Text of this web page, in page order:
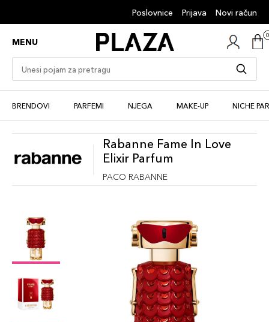
Poslovnice Prijava Novi račun
MENU
BRENDOVI PARFEMI NJEGA MAKE-UP NICHE
Rabanne Fame In Love
Elixir Parfum
PACO RABANNE